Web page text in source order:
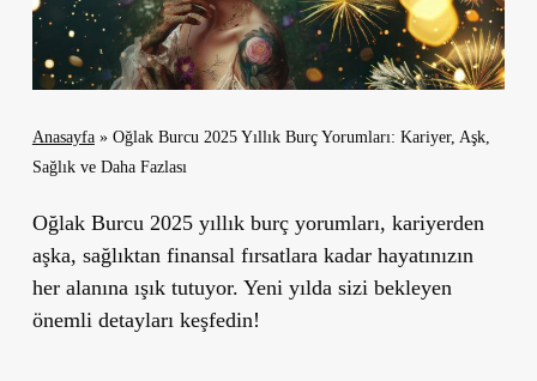
Anasayfa» Oğlak Burcu 2025 Yıllık Burç Yorumları: Kariyer, Aşk,
Sağlık ve Daha Fazlası
Oğlak Burcu 2025 yıllık burç yorumları, kariyerden
aşka, sağlıktan finansal fırsatlara kadar hayatınızın
her alanına ışık tutuyor. Yeni yılda sizi bekleyen
önemli detayları keşfedin!